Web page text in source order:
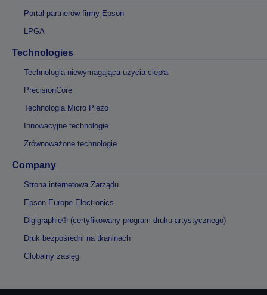
Portal partnerów firmy Epson
LPGA
Technologies
Technologia niewymagająca użycia ciepła
PrecisionCore
Technologia Micro Piezo
Innowacyjne technologie
Zrównoważone technologie
Company
Strona internetowa Zarządu
Epson Europe Electronics
Digigraphie® (certyfikowany program druku artystycznego)
Druk bezpośredni na tkaninach
Globalny zasięg